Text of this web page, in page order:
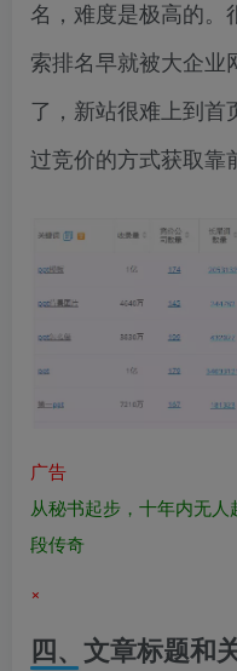
名，难度是极高的。
索排名早就被大企业
了，新站很难上到首
过竞价的方式获取靠
广告
从秘书起步，十年内无
段传奇
×
四、文章标题和